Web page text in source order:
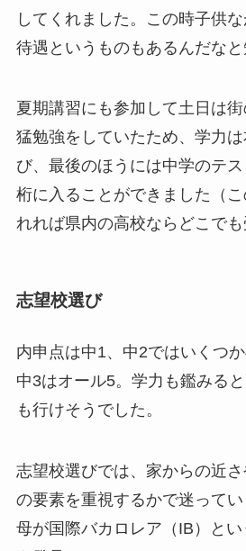
してくれました。この時子供
待遇というものもあるんだなと
夏期講習にも参加して土日は
猛勉強をしていたため、学力
び、最後のほうには中学のテ
桁に入ることができました（
れれば県内の高校ならどこでも
志望校選び
内申点は中1、中2ではいくつか
中3はオール5。学力も鑑みる
も行けそうでした。
志望校選びでは、家からの近
の要素を重視するかで迷ってい
母が国際バカロレア（IB）と